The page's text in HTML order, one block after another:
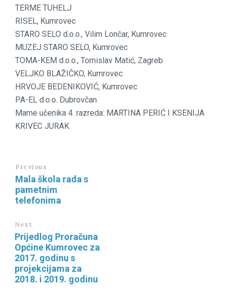
TERME TUHELJ
RISEL, Kumrovec
STARO SELO d.o.o., Vilim Lončar, Kumrovec
MUZEJ STARO SELO, Kumrovec
TOMA-KEM d.o.o., Tomislav Matić, Zagreb
VELJKO BLAŽIČKO, Kumrovec
HRVOJE BEDENIKOVIĆ, Kumrovec
PA-EL d.o.o. Dubrovčan
Mame učenika 4. razreda: MARTINA PERIĆ I KSENIJA
KRIVEC JURAK
Previous
Mala škola rada s
pametnim
telefonima
Next
Prijedlog Proračuna
Općine Kumrovec za
2017. godinu s
projekcijama za
2018. i 2019. godinu